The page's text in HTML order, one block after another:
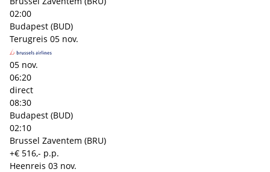
02:00
Budapest (BUD)
Terugreis 05 nov.
05 nov.
06:20
direct
08:30
Budapest (BUD)
02:10
Brussel Zaventem (BRU)
+€ 516,- p.p.
Heenreis 03 nov.